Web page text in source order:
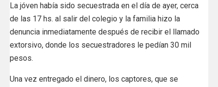
La jóven había sido secuestrada en el día de ayer, cerca
de las 17 hs. al salir del colegio y la familia hizo la
denuncia inmediatamente después de recibir el llamado
extorsivo, donde los secuestradores le pedían 30 mil
pesos.
Una vez entregado el dinero, los captores, que se